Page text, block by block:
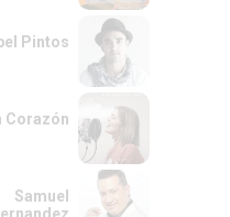
Pintos
Corazón
Samuel